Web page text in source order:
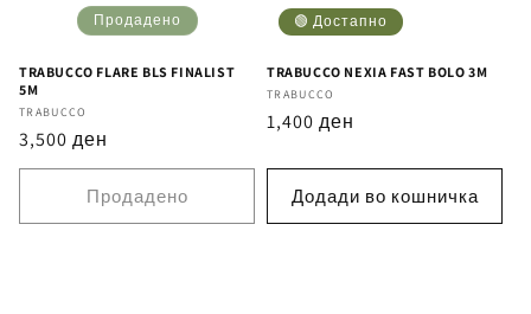
Продадено
TRABUCCO FLARE BLS FINALIST
5M
Бренд
TRABUCCO
Регуларна
цена
3,500 ден
Продадено
🟢 Достапно
TRABUCCO NEXIA FAST BOLO 3M
Бренд
TRABUCCO
Регуларна
1,400 ден
Додади во кошничка